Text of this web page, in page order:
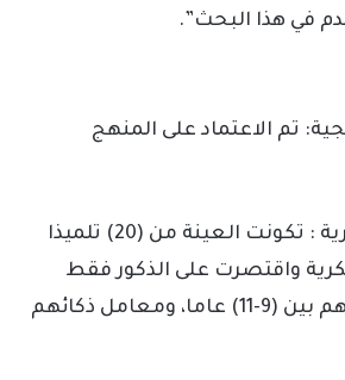
في هذا البحث”.
تم الاعتماد على المنهج
(2) المحددات البشرية : تكونت العينة من (20) تلميذا
واقتصرت على الذكور فقط
الذين تراوحت أعمارهم بين (9-11) عاما، ومعامل ذكائهم